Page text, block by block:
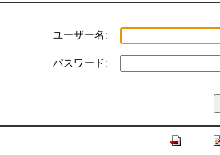
ユーザー名:
パスワード: